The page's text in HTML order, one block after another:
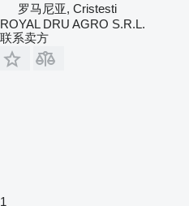
罗马尼亚, Cristesti
ROYAL DRU AGRO S.R.L.
联系卖方
1